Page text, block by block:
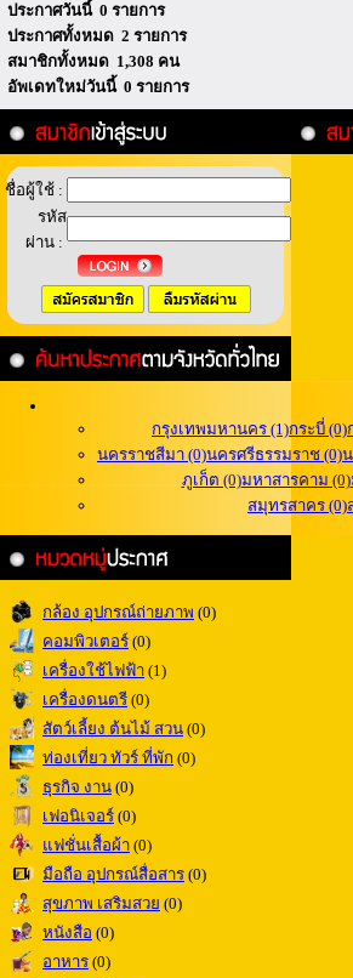
ประกาศวันนี้ 0 รายการ
ประกาศทั้งหมด 2 รายการ
สมาชิกทั้งหมด 1,308 คน
อัพเดทใหม่วันนี้ 0 รายการ
ชื่อผู้ใช้ :
รหัส
ผ่าน :
กรุงเทพมหานคร (1)กระบี่ (0)
นครราชสีมา (0)นครศรีธรรมราช (0)
ภูเก็ต (0)มหาสารคาม (0)
สมุทรสาคร (0)
กล้อง อุปกรณ์ถ่ายภาพ (0)
คอมพิวเตอร์ (0)
เครื่องใช้ไฟฟ้า (1)
เครื่องดนตรี (0)
สัตว์เลี้ยง ต้นไม้ สวน (0)
ท่องเที่ยว ทัวร์ ที่พัก (0)
ธุรกิจ งาน (0)
เฟอนิเจอร์ (0)
แฟชั่นเสื้อผ้า (0)
มือถือ อุปกรณ์สื่อสาร (0)
สุขภาพ เสริมสวย (0)
หนังสือ (0)
อาหาร (0)